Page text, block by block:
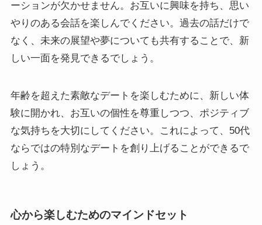
ーションが欠かせません。お互いに興味を持ち、思い
やりのある会話を楽しんでください。過去の話だけで
なく、未来の展望や夢についても共有することで、新
しい一面を発見できるでしょう。
年齢を超えた素敵なデートを楽しむために、新しい体
験に開かれ、お互いの個性を尊重しつつ、ポジティブ
な気持ちを大切にしてください。これによって、50代
ならではの特別なデートを創り上げることができるで
しょう。
心から楽しむためのマインドセット